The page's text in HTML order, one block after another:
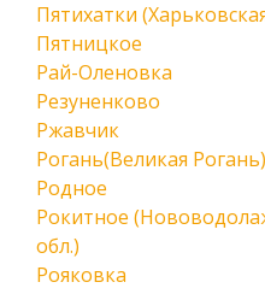
Пятихатки
Пятницкое
Рай-Оленовка
Резуненково
Ржавчик
Рогань(Великая Рогань)
Родное
Рокитное
обл.)
Рояковка